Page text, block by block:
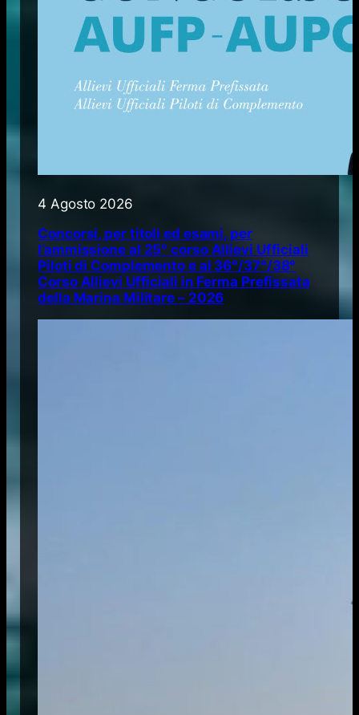
4 Agosto 2026
Concorsi, per titoli ed esami, per
l’ammissione al 25° corso Allievi Ufficiali
Piloti di Complemento e al 36°/37°/38°
Corso Allievi Ufficiali in Ferma Prefissata
della Marina Militare – 2026